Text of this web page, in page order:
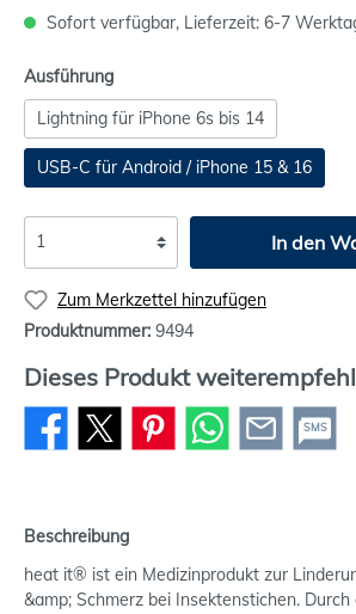
Sofort verfügbar, Lieferzeit: 6-7
Ausführung
Lightning für iPhone 6s bis 14
USB-C für Android / iPhone 15 & 16
In den
Zum Merkzettel hinzufügen
Produktnummer: 9494
Dieses Produkt
SMS
Beschreibung
heat it® ist ein Medizinprodukt zur
&amp; Schmerz bei Insektenstichen.